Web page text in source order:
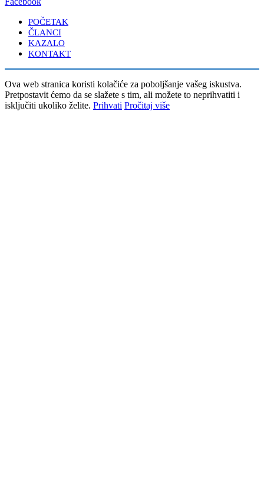
POČETAK
ČLANCI
KAZALO
KONTAKT
Ova web stranica koristi kolačiće za poboljšanje vašeg iskustva.
Pretpostavit ćemo da se slažete s tim, ali možete to neprihvatiti i
isključiti ukoliko želite. Prihvati Pročitaj više